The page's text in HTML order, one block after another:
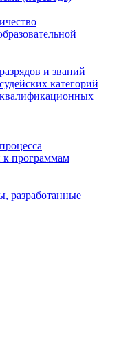
и званий
категорий
программам
разработанные